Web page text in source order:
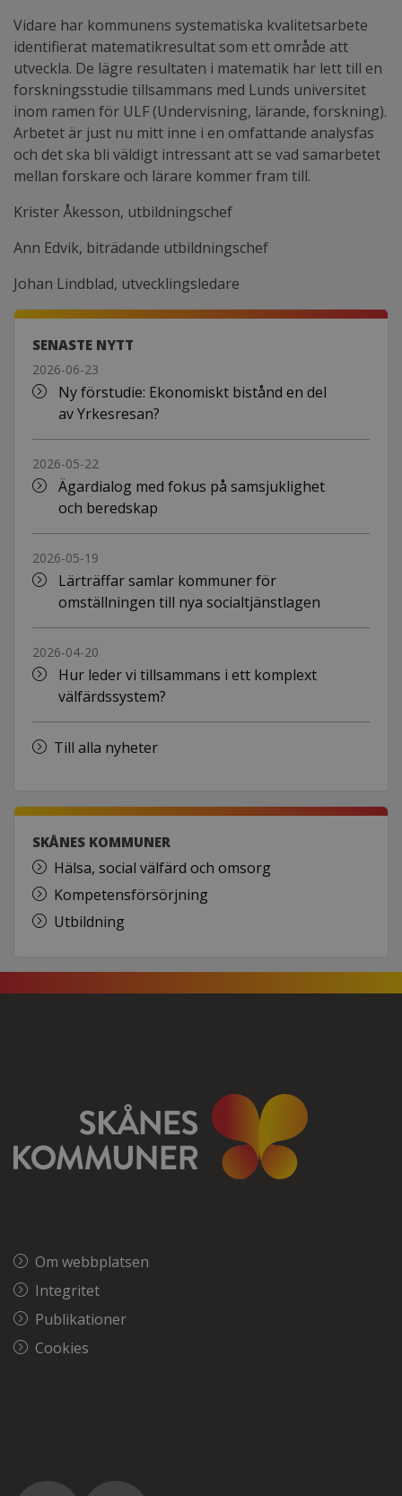
Vidare har kommunens systematiska kvalitetsarbete
identifierat matematikresultat som ett område att
utveckla. De lägre resultaten i matematik har lett till en
forskningsstudie tillsammans med Lunds universitet
inom ramen för ULF (Undervisning, lärande, forskning).
Arbetet är just nu mitt inne i en omfattande analysfas
och det ska bli väldigt intressant att se vad samarbetet
mellan forskare och lärare kommer fram till.
Krister Åkesson, utbildningschef
Ann Edvik, biträdande utbildningschef
Johan Lindblad, utvecklingsledare
SENASTE NYTT
2026-06-23
Ny förstudie: Ekonomiskt bistånd en del
av Yrkesresan?
2026-05-22
Ägardialog med fokus på samsjuklighet
och beredskap
2026-05-19
Lärträffar samlar kommuner för
omställningen till nya socialtjänstlagen
2026-04-20
Hur leder vi tillsammans i ett komplext
välfärdssystem?
Till alla nyheter
SKÅNES KOMMUNER
Hälsa, social välfärd och omsorg
Kompetensförsörjning
Utbildning
Om webbplatsen
Integritet
Publikationer
Cookies